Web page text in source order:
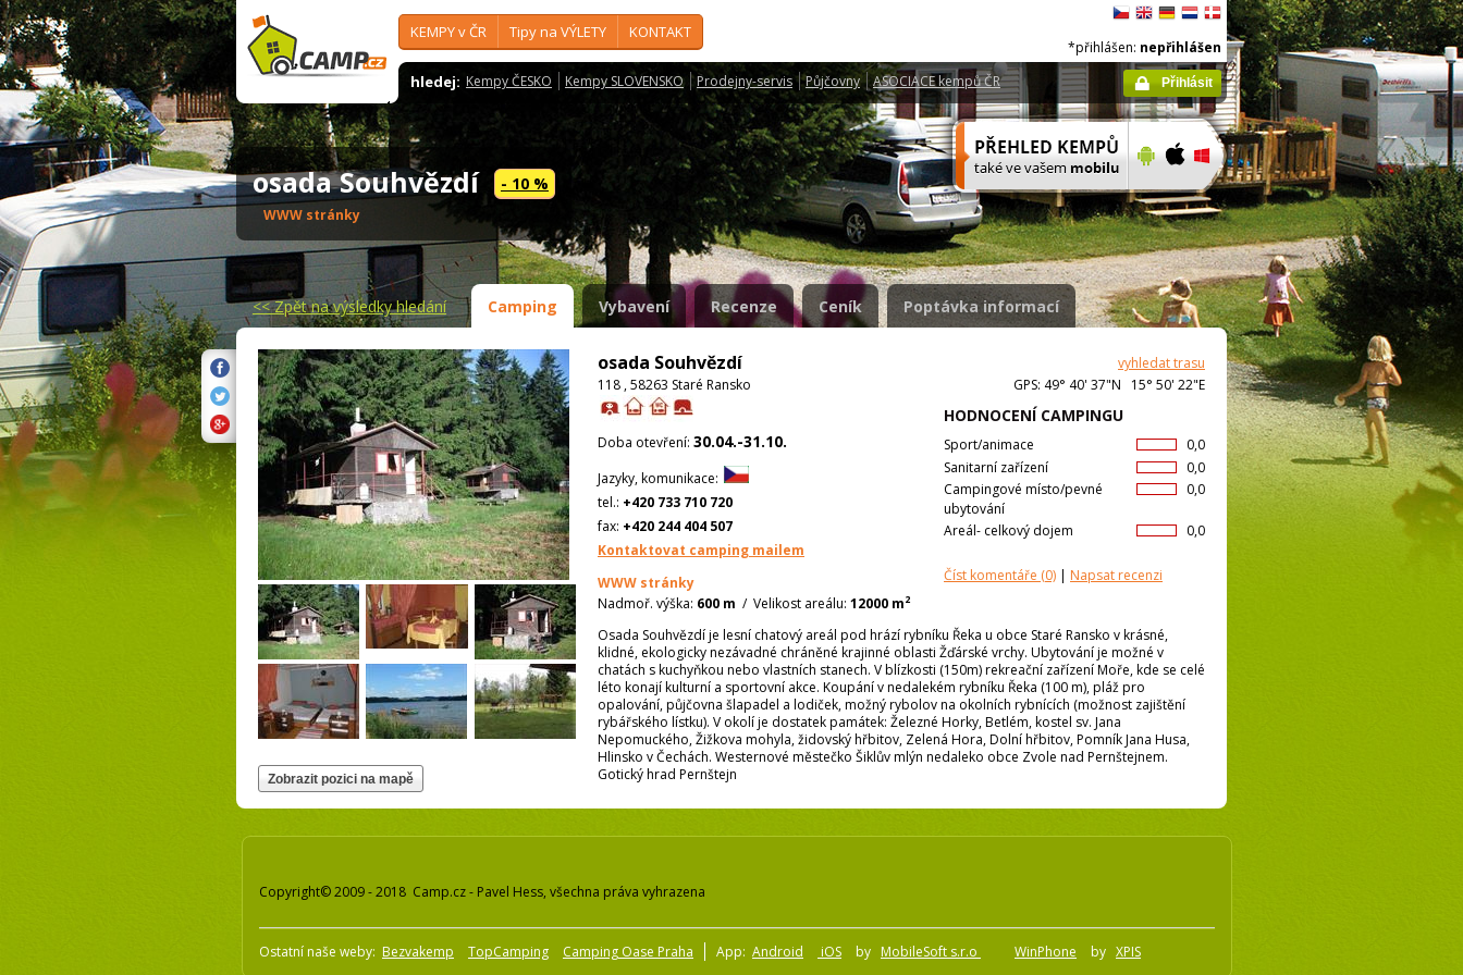
KEMPY v ČR Tipy na VÝLETY KONTAKT
hledej: Kempy ČESKO Kempy SLOVENSKO Prodejny-servis Půjčovny ASOCIACE kempů ČR
*přihlášen: nepřihlášen
Přihlásit
osada Souhvězdí - 10 %
WWW stránky
<<Zpět na výsledky hledání Camping Vybavení Recenze Ceník Poptávka informací
osada Souhvězdí
vyhledat trasu
118 , 58263 Staré Ransko
GPS: 49° 40' 37"N 15° 50' 22"E
HODNOCENÍ CAMPINGU
0,0
Sport/animace
0,0
Sanitarní zařízení
0,0
Campingové místo/pevné
ubytování
0,0
Areál- celkový dojem
Číst komentáře (0) | Napsat recenzi
Doba otevření: 30.04.-31.10.
Jazyky, komunikace:
tel.: +420 733 710 720
fax: +420 244 404 507
Kontaktovat camping mailem
WWW stránky
Nadmoř. výška: 600 m / Velikost areálu: 12000 m2
Osada Souhvězdí je lesní chatový areál pod hrází rybníku Řeka u obce Staré Ransko v krásné,
klidné, ekologicky nezávadné chráněné krajinné oblasti Žďárské vrchy. Ubytování je možné v
chatách s kuchyňkou nebo vlastních stanech. V blízkosti (150m) rekreační zařízení Moře, kde se celé
léto konají kulturní a sportovní akce. Koupání v nedalekém rybníku Řeka (100 m), pláž pro
opalování, půjčovna šlapadel a lodiček, možný rybolov na okolních rybnících (možnost zajištění
rybářského lístku). V okolí je dostatek památek: Železné Horky‎, Betlém‎, kostel sv. Jana
Nepomuckého‎, Žižkova mohyla‎, židovský hřbitov‎, Zelená Hora‎, Dolní hřbitov‎, Pomník Jana Husa‎,
Hlinsko v Čechách‎. Westernové městečko Šiklův mlýn nedaleko obce Zvole nad Pernštejnem.
Gotický hrad Pernštejn
Copyright© 2009 - 2018 Camp.cz - Pavel Hess, všechna práva vyhrazena
Ostatní naše weby: Bezvakemp TopCamping Camping Oase Praha App: Android iOS by MobileSoft s.r.o WinPhone by XPIS